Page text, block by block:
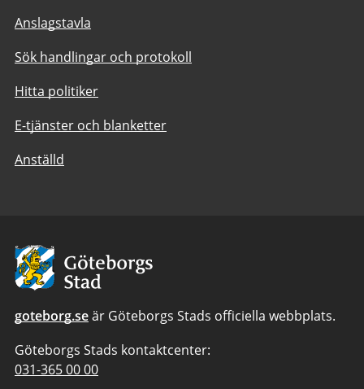
Anslagstavla
Sök handlingar och protokoll
Hitta politiker
E-tjänster och blanketter
Anställd
Avsändare:
Göteborgs
Stad
goteborg.seär Göteborgs Stads officiella webbplats.
Göteborgs Stads kontaktcenter:
Telefonnummer
031-365 00 00